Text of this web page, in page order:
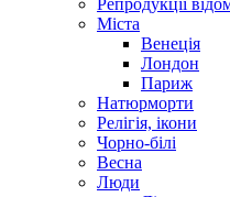
Репродукції
Міста
Венеція
Лондон
Париж
Натюрморти
Релігія, ікони
Чорно-білі
Весна
Люди